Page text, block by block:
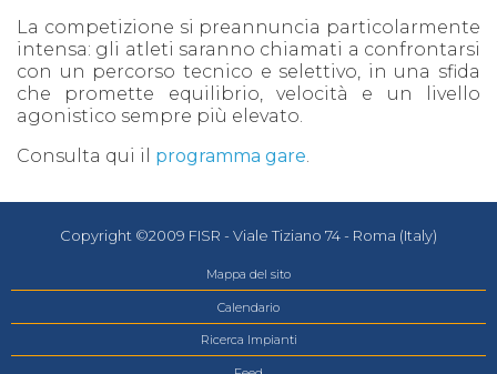
La competizione si preannuncia particolarmente
intensa: gli atleti saranno chiamati a confrontarsi
con un percorso tecnico e selettivo, in una sfida
che promette equilibrio, velocità e un livello
agonistico sempre più elevato.
Consulta qui il programma gare.
Copyright ©2009 FISR - Viale Tiziano 74 - Roma (Italy)
Mappa del sito
Calendario
Ricerca Impianti